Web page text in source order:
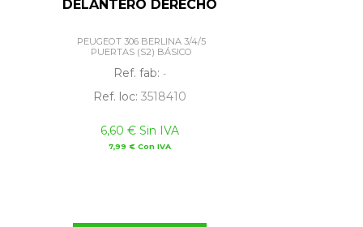
DELANTERO DERECHO
PEUGEOT 306 BERLINA 3/4/5
PUERTAS (S2) BÁSICO
Ref. fab: -
Ref. loc: 3518410
6,60 € Sin IVA
7,99 € Con IVA